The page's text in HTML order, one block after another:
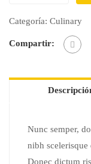
Crypto
Categoría: Culinary
Compartir:
Nunc semper,
nibh
Donec dictum